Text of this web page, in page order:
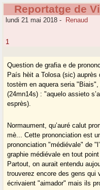
Reportatge de
lundi 21 mai 2018 - Renaud
1
Question de grafia e de
País hèit a Tolosa (sic) auprès
tostèm en aquera seria
(24mn14s) : "aquelo assieto
esprès).
Normaument, qu’auré calut
mè... Cette prononciation est
prononciation "médiévale" de
graphie médiévale en tout
Partout, on aurait entendu
trouverez encore des gens qui
écrivaient "aimador" mais ils